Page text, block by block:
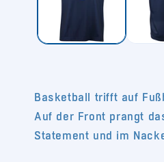
Basketball trifft auf
Auf der Front prangt
Statement und im